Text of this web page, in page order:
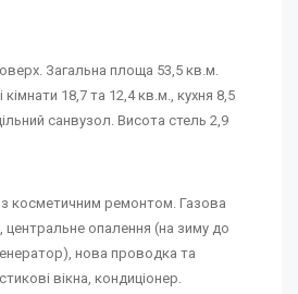
Загальна площа 53,5 кв.м.
18,7 та 12,4 кв.м., кухня 8,5
санвузол. Висота стель 2,9
косметичним ремонтом. Газова
центральне опалення (на зиму до
нова проводка та
вікна, кондиціонер.